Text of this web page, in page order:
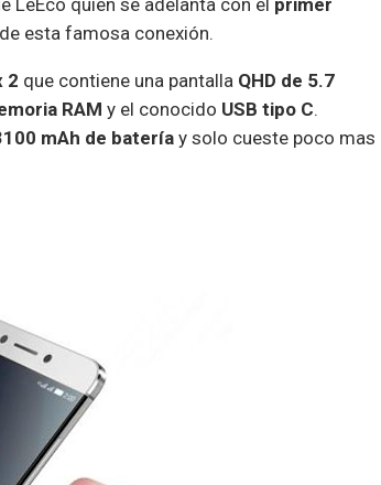
esta famosa conexión.
2 que contiene una pantalla QHD de 5.7
RAM y el conocido USB tipo C.
mAh de bateríay solo cueste poco mas